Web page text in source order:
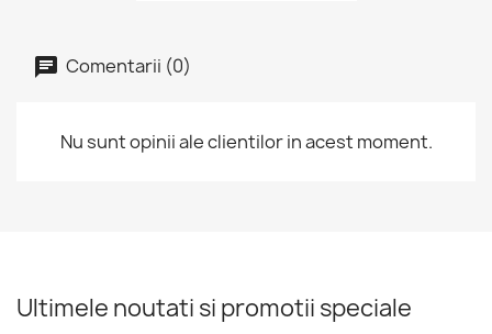
Comentarii (0)
Nu sunt opinii ale clientilor in acest moment.
Ultimele noutati si promotii speciale